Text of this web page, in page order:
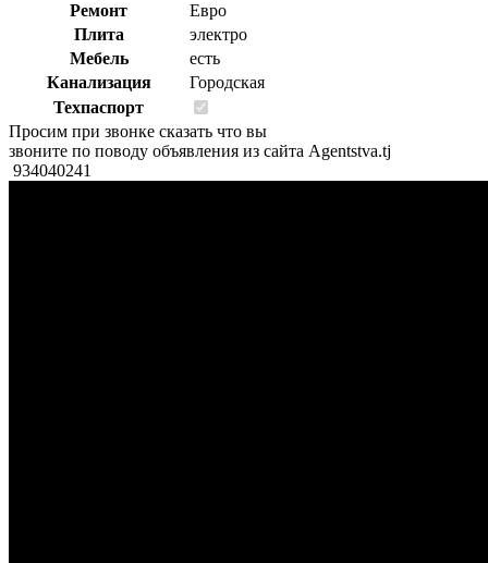
Ремонт
Евро
Плита
электро
Мебель
есть
Канализация
Городская
Техпаспорт
Просим при звонке сказать что вы
звоните по поводу объявления из сайта Agentstva.tj
934040241